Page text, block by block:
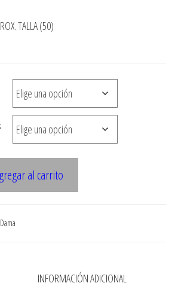
TALLA (50)
al carrito
Dama
INFORMACIÓN ADICIONAL